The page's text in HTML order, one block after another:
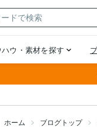
ホーム ブログトップ